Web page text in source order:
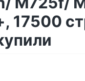
17500